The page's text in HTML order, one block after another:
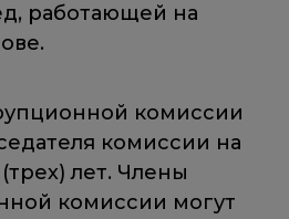
работающей на
комиссии
комиссии на
лет. Члены
комиссии могут